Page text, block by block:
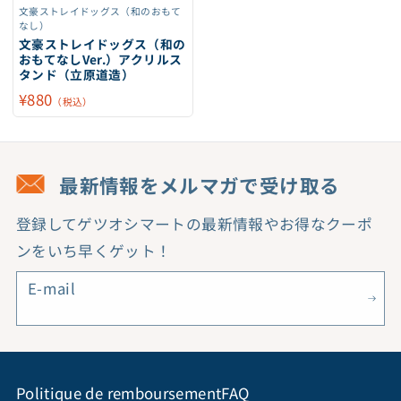
文豪ストレイドッグス（和のおもて
なし）
文豪ストレイドッグス（和の
おもてなしVer.）アクリルス
タンド（立原道造）
¥880 （税込）
最新情報をメルマガで受け取る
登録してゲツオシマートの最新情報やお得なクーポ
ンをいち早くゲット！
E-mail
Politique de remboursementFAQ